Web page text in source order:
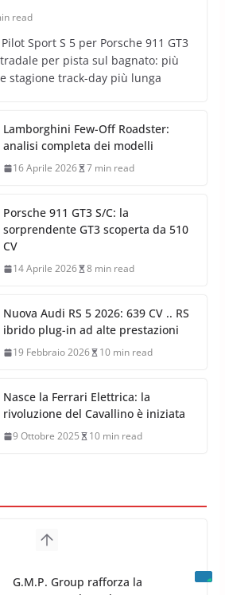
read
Sport S 5 per Porsche 911 GT3
per pista sul bagnato: più
stagione track-day più lunga
Lamborghini Few-Off Roadster:
analisi completa dei modelli
16 Aprile 2026 7 min read
Porsche 911 GT3 S/C: la
sorprendente GT3 scoperta da 510
CV
14 Aprile 2026 8 min read
Nuova Audi RS 5 2026: 639 CV .. RS
ibrido plug-in ad alte prestazioni
19 Febbraio 2026 10 min read
Nasce la Ferrari Elettrica: la
rivoluzione del Cavallino è iniziata
9 Ottobre 2025 10 min read
TPMS Alcar Sensor – Sistemi di